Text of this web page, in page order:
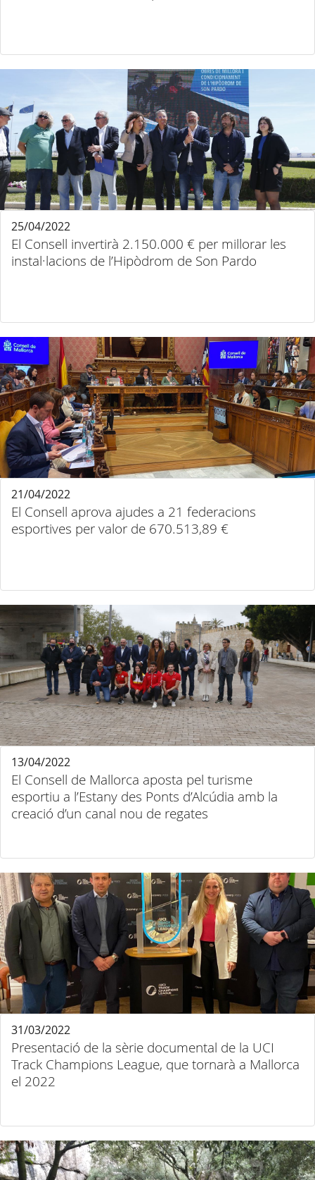
El Consell invertirà 2.150.000 € per millorar les
instal·lacions de l’Hipòdrom de Son Pardo
25/04/2022
El Consell aprova ajudes a 21 federacions
esportives per valor de 670.513,89 €
21/04/2022
El Consell de Mallorca aposta pel turisme
esportiu a l’Estany des Ponts d’Alcúdia amb la
creació d’un canal nou de regates
13/04/2022
Presentació de la sèrie documental de la UCI
Track Champions League, que tornarà a Mallorca
el 2022
31/03/2022